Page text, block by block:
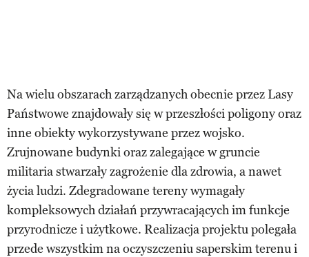
Na wielu obszarach zarządzanych obecnie przez Lasy
Państwowe znajdowały się w przeszłości poligony oraz
inne obiekty wykorzystywane przez wojsko.
Zrujnowane budynki oraz zalegające w gruncie
militaria stwarzały zagrożenie dla zdrowia, a nawet
życia ludzi. Zdegradowane tereny wymagały
kompleksowych działań przywracających im funkcje
przyrodnicze i użytkowe. Realizacja projektu polegała
przede wszystkim na oczyszczeniu saperskim terenu i